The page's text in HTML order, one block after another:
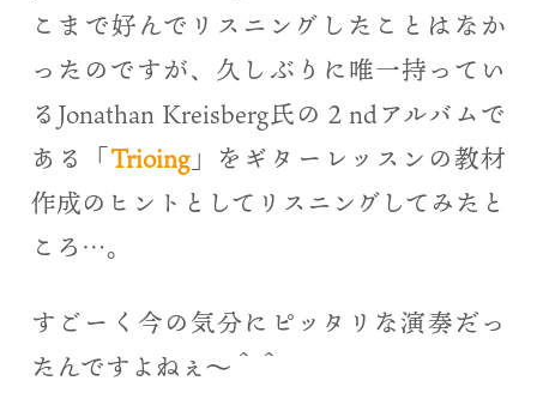
こまで好んでリスニングしたことはなか
ったのですが、久しぶりに唯一持ってい
るJonathan Kreisberg氏の２ndアルバムで
ある「Trioing」をギターレッスンの教材
作成のヒントとしてリスニングしてみたと
ころ…。
すごーく今の気分にピッタリな演奏だっ
たんですよねぇ〜＾＾